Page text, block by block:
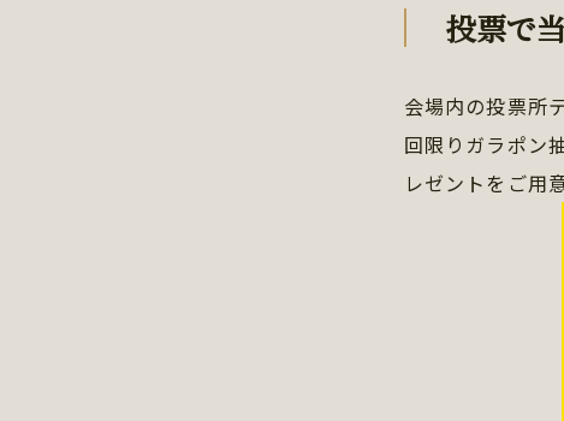
投票で
会場内の投票所
回限りガラポン
レゼントをご用